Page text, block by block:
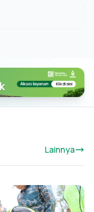
Lainnya